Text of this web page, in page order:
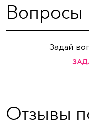
Вопросы
Задай
Отзывы